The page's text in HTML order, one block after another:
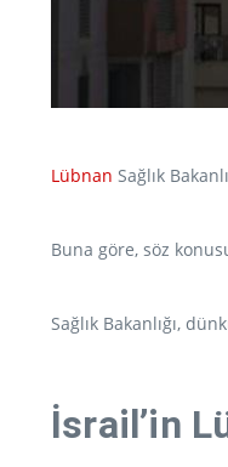
Lübnan Sağlık
Buna göre, söz
Sağlık Bakanlığı,
İsrail’in